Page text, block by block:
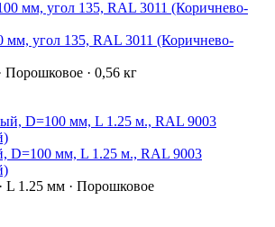
мм, угол 135, RAL 3011 (Коричнево-
Порошковое · 0,56 кг
D=100 мм, L 1.25 м., RAL 9003
L 1.25 мм · Порошковое